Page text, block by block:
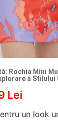
Rochia Mini
a
Lei
un look